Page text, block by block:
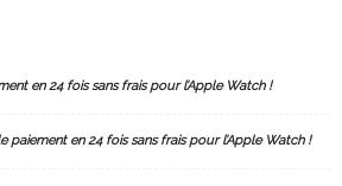
en 24 fois sans frais pour l’Apple Watch !
paiement en 24 fois sans frais pour l’Apple Watch !